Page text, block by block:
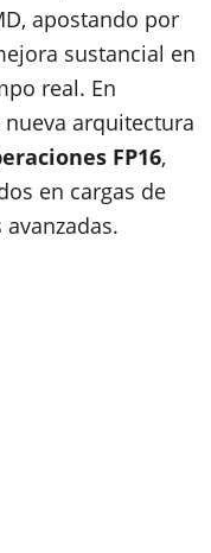
apostando por
sustancial en
real. En
nueva arquitectura
FP16,
en cargas de